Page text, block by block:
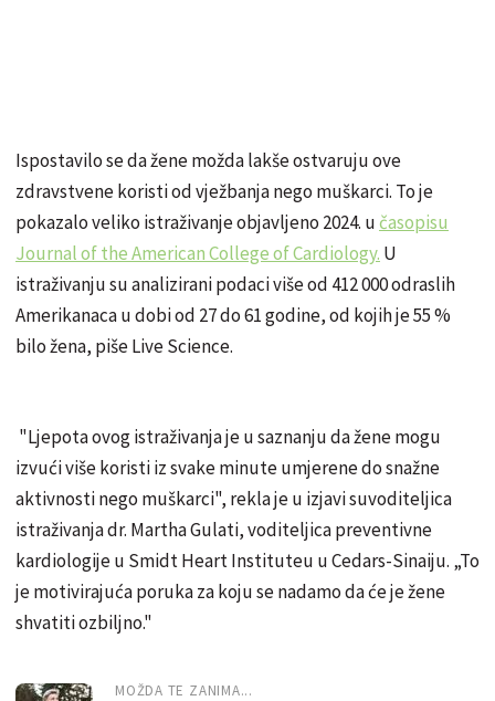
Ispostavilo se da žene možda lakše ostvaruju ove
zdravstvene koristi od vježbanja nego muškarci. To je
pokazalo veliko istraživanje objavljeno 2024. učasopisu
Journal of the American College of Cardiology. U
istraživanju su analizirani podaci više od 412 000 odraslih
Amerikanaca u dobi od 27 do 61 godine, od kojih je 55 %
bilo žena, piše Live Science.
"Ljepota ovog istraživanja je u saznanju da žene mogu
izvući više koristi iz svake minute umjerene do snažne
aktivnosti nego muškarci", rekla je u izjavi suvoditeljica
istraživanja dr. Martha Gulati, voditeljica preventivne
kardiologije u Smidt Heart Instituteu u Cedars-Sinaiju. „To
je motivirajuća poruka za koju se nadamo da će je žene
shvatiti ozbiljno."
MOŽDA TE ZANIMA...